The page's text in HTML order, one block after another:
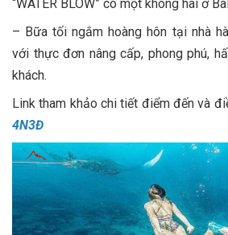
“WATER BLOW” có một không hai ở
– Bữa tối ngắm hoàng hôn tại nhà
với thực đơn nâng cấp, phong phú,
khách.
Link tham khảo chi tiết điểm đến và
4N3Đ